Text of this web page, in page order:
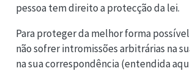
pessoa tem direito a protecção da lei.
Para proteger da melhor forma
não sofrer intromissões arbitrárias na
na sua correspondência (entendida